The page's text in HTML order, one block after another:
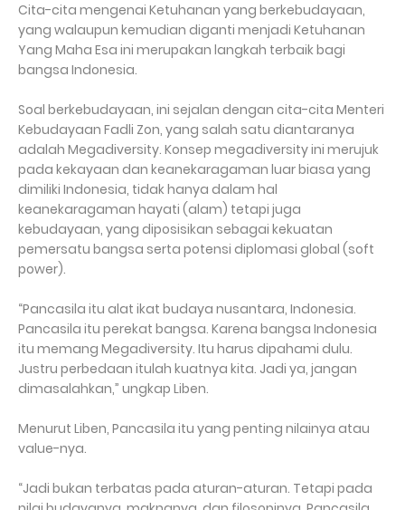
Cita-cita mengenai Ketuhanan yang berkebudayaan,
yang walaupun kemudian diganti menjadi Ketuhanan
Yang Maha Esa ini merupakan langkah terbaik bagi
bangsa Indonesia.
Soal berkebudayaan, ini sejalan dengan cita-cita Menteri
Kebudayaan Fadli Zon, yang salah satu diantaranya
adalah Megadiversity. Konsep megadiversity ini merujuk
pada kekayaan dan keanekaragaman luar biasa yang
dimiliki Indonesia, tidak hanya dalam hal
keanekaragaman hayati (alam) tetapi juga
kebudayaan, yang diposisikan sebagai kekuatan
pemersatu bangsa serta potensi diplomasi global (soft
power).
“Pancasila itu alat ikat budaya nusantara, Indonesia.
Pancasila itu perekat bangsa. Karena bangsa Indonesia
itu memang Megadiversity. Itu harus dipahami dulu.
Justru perbedaan itulah kuatnya kita. Jadi ya, jangan
dimasalahkan,” ungkap Liben.
Menurut Liben, Pancasila itu yang penting nilainya atau
value-nya.
“Jadi bukan terbatas pada aturan-aturan. Tetapi pada